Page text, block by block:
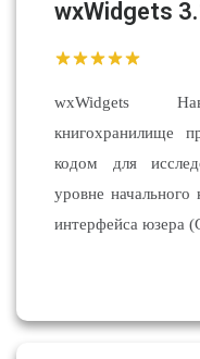
wxWidgets
wxWidgets
книгохранилище
кодом для
уровне начального
интерфейса юзера